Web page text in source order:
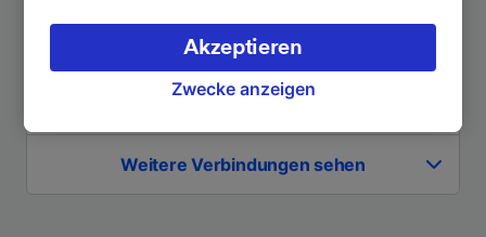
Nach München Hbf
Weitere Verbindungen sehen
verarbeiten. Sie können Ihre Präferenzen
akzeptieren oder verwalten, einschließlich
Ihres Widerspruchsrechts bei berechtigtem
besuchen Sie jederzeit die Seite der
Datenschutzrichtlinie. Diese Präferenzen
werden unseren Partnern signalisiert und
Zwecke anzeigen
Akzeptieren